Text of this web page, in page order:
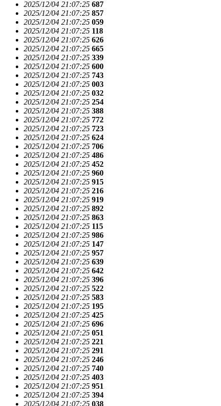
2025/12/04 21:07:25 687
2025/12/04 21:07:25 857
2025/12/04 21:07:25 059
2025/12/04 21:07:25 118
2025/12/04 21:07:25 626
2025/12/04 21:07:25 665
2025/12/04 21:07:25 339
2025/12/04 21:07:25 600
2025/12/04 21:07:25 743
2025/12/04 21:07:25 003
2025/12/04 21:07:25 032
2025/12/04 21:07:25 254
2025/12/04 21:07:25 388
2025/12/04 21:07:25 772
2025/12/04 21:07:25 723
2025/12/04 21:07:25 624
2025/12/04 21:07:25 706
2025/12/04 21:07:25 486
2025/12/04 21:07:25 452
2025/12/04 21:07:25 960
2025/12/04 21:07:25 915
2025/12/04 21:07:25 216
2025/12/04 21:07:25 919
2025/12/04 21:07:25 892
2025/12/04 21:07:25 863
2025/12/04 21:07:25 115
2025/12/04 21:07:25 986
2025/12/04 21:07:25 147
2025/12/04 21:07:25 957
2025/12/04 21:07:25 639
2025/12/04 21:07:25 642
2025/12/04 21:07:25 396
2025/12/04 21:07:25 522
2025/12/04 21:07:25 583
2025/12/04 21:07:25 195
2025/12/04 21:07:25 425
2025/12/04 21:07:25 696
2025/12/04 21:07:25 051
2025/12/04 21:07:25 221
2025/12/04 21:07:25 291
2025/12/04 21:07:25 246
2025/12/04 21:07:25 740
2025/12/04 21:07:25 403
2025/12/04 21:07:25 951
2025/12/04 21:07:25 394
2025/12/04 21:07:25 038